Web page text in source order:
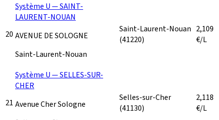
20
Système U — SAINT-
LAURENT-NOUAN
AVENUE DE SOLOGNE
Saint-Laurent-Nouan
Saint-Laurent-Nouan
(41220)
2,109
€/L
21
Système U — SELLES-SUR-
CHER
Avenue Cher Sologne
Selles-sur-Cher
(41130)
2,118
€/L